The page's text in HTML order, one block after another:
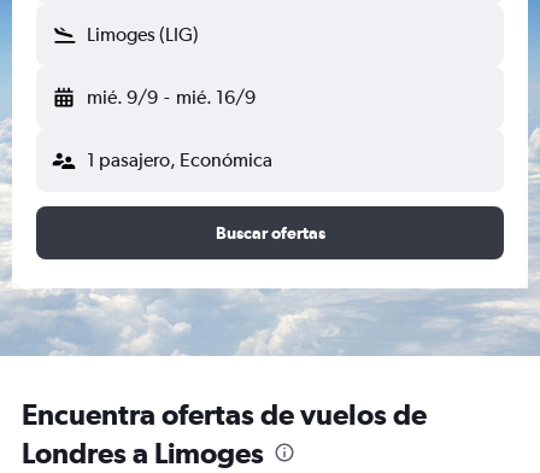
Limoges (LIG)
mié. 9/9 - mié. 16/9
1 pasajero, Económica
Buscar ofertas
Encuentra ofertas de vuelos de
Londres a Limoges